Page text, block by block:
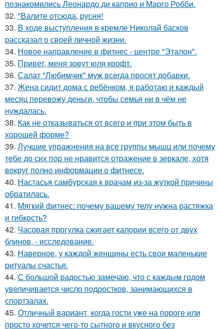
познакомились Леонардо ди каприо и Марго Робби.
32. "Валите отсюда, русня!
33. В ходе выступления в кремле Николай басков
рассказал о своей личной жизни.
34. Новое направление в фитнес - центре "Эталон".
35. Привет, меня зовут юля крофт.
36. Салат "Любимчик" муж всегда просят добавки.
37. Жена сидит дома с ребёнком, я работаю и каждый
месяц перевожу деньги, чтобы семья ни в чём не
нуждалась.
38. Как не отказываться от всего и при этом быть в
хорошей форме?
39. Лучшие упражнения на все группы мышц или почему
тебе до сих пор не нравится отражение в зеркале, хотя
вокруг полно информации о фитнесе.
40. Настасья самбурская к врачам из-за жуткой причины
обратилась.
41. Мягкий фитнес: почему вашему телу нужна растяжка
и гибкость?
42. Часовая прогулка сжигает калории всего от двух
блинов, - исследование.
43. Наверное, у каждой женщины есть свои маленькие
ритуалы счастья.
44. С большой радостью замечаю, что с каждым годом
увеличивается число подростков, занимающихся в
спортзалах.
45. Отличный вариант, когда гости уже на пороге или
просто хочется чего-то сытного и вкусного без